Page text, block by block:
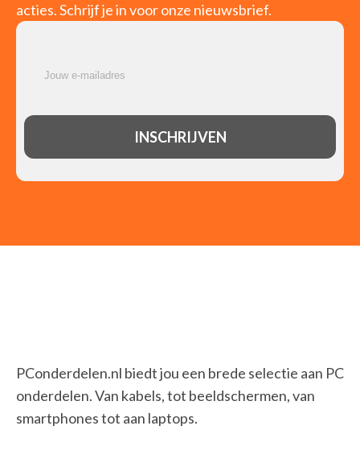
acties. Schrijf je in voor onze nieuwsbrief.
PConderdelen.nl biedt jou een brede selectie aan PC
onderdelen. Van kabels, tot beeldschermen, van
smartphones tot aan laptops.